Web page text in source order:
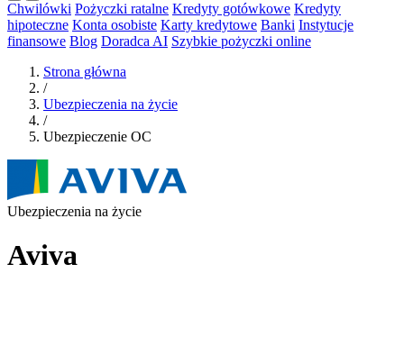
Chwilówki Pożyczki ratalne Kredyty gotówkowe Kredyty
hipoteczne Konta osobiste Karty kredytowe Banki Instytucje
finansowe Blog Doradca AI Szybkie pożyczki online
Strona główna
/
Ubezpieczenia na życie
/
Ubezpieczenie OC
Ubezpieczenia na życie
Aviva